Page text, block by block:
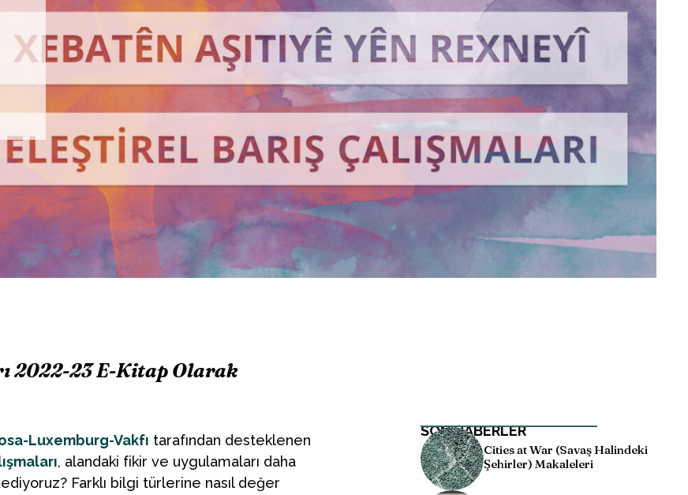
2022-23 E-Kitap Olarak
Luxemburg-Vakfı tarafından desteklenen
, alandaki fikir ve uygulamaları daha
Farklı bilgi türlerine nasıl değer
SON HABERLER
Cities at War (Savaş Halindeki
Şehirler) Makaleleri